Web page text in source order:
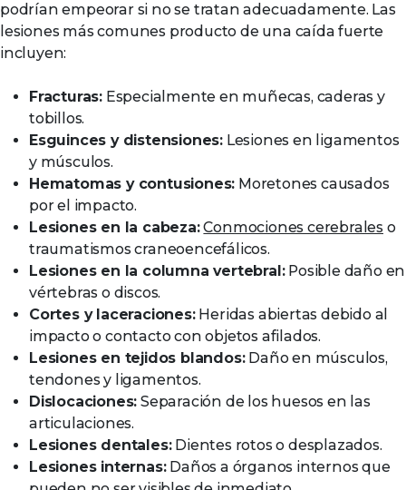
podrían empeorar si no se tratan adecuadamente. Las
lesiones más comunes producto de una caída fuerte
incluyen:
Fracturas: Especialmente en muñecas, caderas y
tobillos.
Esguinces y distensiones: Lesiones en ligamentos
y músculos.
Hematomas y contusiones: Moretones causados
por el impacto.
Lesiones en la cabeza: Conmociones cerebrales o
traumatismos craneoencefálicos.
Lesiones en la columna vertebral:Posible daño en
vértebras o discos.
Cortes y laceraciones:Heridas abiertas debido al
impacto o contacto con objetos afilados.
Lesiones en tejidos blandos:Daño en músculos,
tendones y ligamentos.
Dislocaciones: Separación de los huesos en las
articulaciones.
Lesiones dentales:Dientes rotos o desplazados.
Lesiones internas:Daños a órganos internos que